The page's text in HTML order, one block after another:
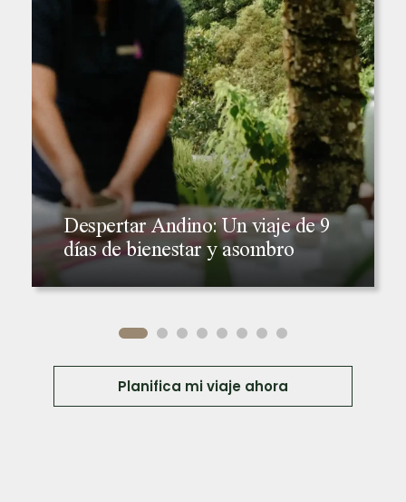
Viajes de lujo a la Amazonia y
Machu Picchu en 10 días
Planifica mi viaje ahora